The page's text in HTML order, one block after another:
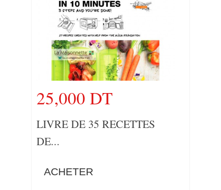
25,000 DT
LIVRE DE 35 RECETTES
DE...
ACHETER